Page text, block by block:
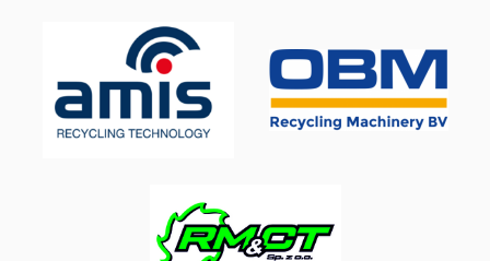
Prasa Do Szynek
Prasy Do Gięcia
Prasy Do Tłoczenia
Przyrząd Do Szlifowania
Pudełka Do Przechowywania